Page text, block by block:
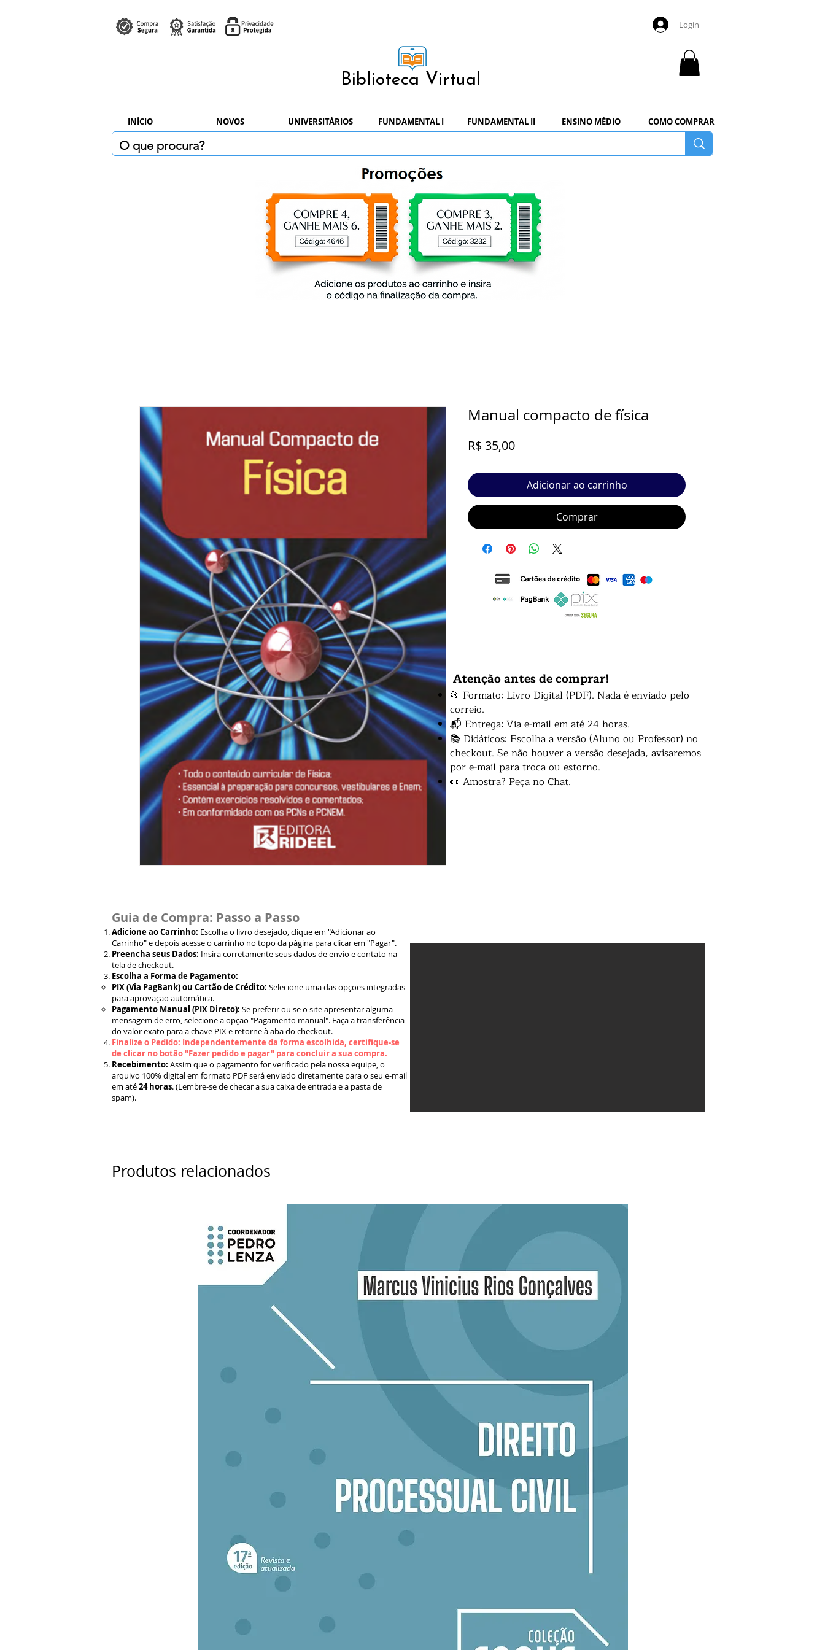
Login
Biblioteca Virtual
INÍCIO NOVOS UNIVERSITÁRIOS FUNDAMENTAL I FUNDAMENTAL II ENSINO MÉDIO COMO COMPRAR
Manual compacto de física
R$ 35,00Preço
Adicionar ao carrinho
Comprar
Atenção antes de comprar!
📂 Formato: Livro Digital (PDF). Nada é enviado pelo
correio.
📬 Entrega: Via e-mail em até 24 horas.
📚 Didáticos: Escolha a versão (Aluno ou Professor) no
checkout. Se não houver a versão desejada, avisaremos
por e-mail para troca ou estorno.
👀 Amostra? Peça no Chat.
Guia de Compra: Passo a Passo
Adicione ao Carrinho: Escolha o livro desejado, clique em "Adicionar ao
Carrinho" e depois acesse o carrinho no topo da página para clicar em "Pagar".
Preencha seus Dados: Insira corretamente seus dados de envio e contato na
tela de checkout.
Escolha a Forma de Pagamento:
PIX (Via PagBank) ou Cartão de Crédito: Selecione uma das opções integradas
para aprovação automática.
Pagamento Manual (PIX Direto): Se preferir ou se o site apresentar alguma
mensagem de erro, selecione a opção "Pagamento manual". Faça a transferência
do valor exato para a chave PIX e retorne à aba do checkout.
Finalize o Pedido: Independentemente da forma escolhida, certifique-se
de clicar no botão "Fazer pedido e pagar" para concluir a sua compra.
Recebimento: Assim que o pagamento for verificado pela nossa equipe, o
arquivo 100% digital em formato PDF será enviado diretamente para o seu e-mail
em até24 horas. (Lembre-se de checar a sua caixa de entrada e a pasta de
spam).
Produtos relacionados